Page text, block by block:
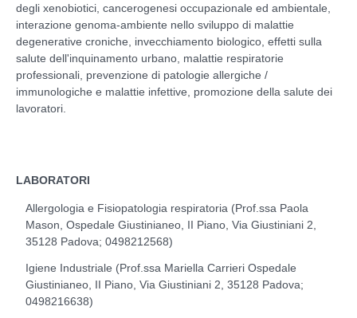
degli xenobiotici, cancerogenesi occupazionale ed ambientale,
interazione genoma-ambiente nello sviluppo di malattie
degenerative croniche, invecchiamento biologico, effetti sulla
salute dell'inquinamento urbano, malattie respiratorie
professionali, prevenzione di patologie allergiche /
immunologiche e malattie infettive, promozione della salute dei
lavoratori.
LABORATORI
Allergologia e Fisiopatologia respiratoria (Prof.ssa Paola
Mason, Ospedale Giustinianeo, II Piano, Via Giustiniani 2,
35128 Padova; 0498212568)
Igiene Industriale (Prof.ssa Mariella Carrieri Ospedale
Giustinianeo, II Piano, Via Giustiniani 2, 35128 Padova;
0498216638)